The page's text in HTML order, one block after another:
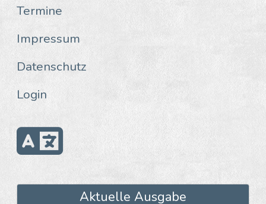
Termine
Impressum
Datenschutz
Login
Aktuelle Ausgabe